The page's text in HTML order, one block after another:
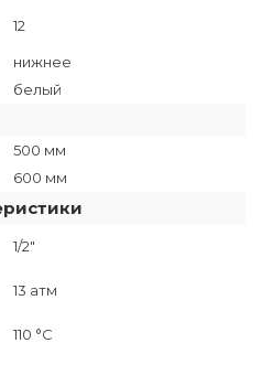
12
нижнее
белый
500 мм
600 мм
1/2"
13 атм
110 °C